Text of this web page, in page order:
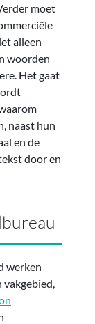
moet
alleen
woorden
Het gaat
naast hun
en de
door en
werken
vakgebied,